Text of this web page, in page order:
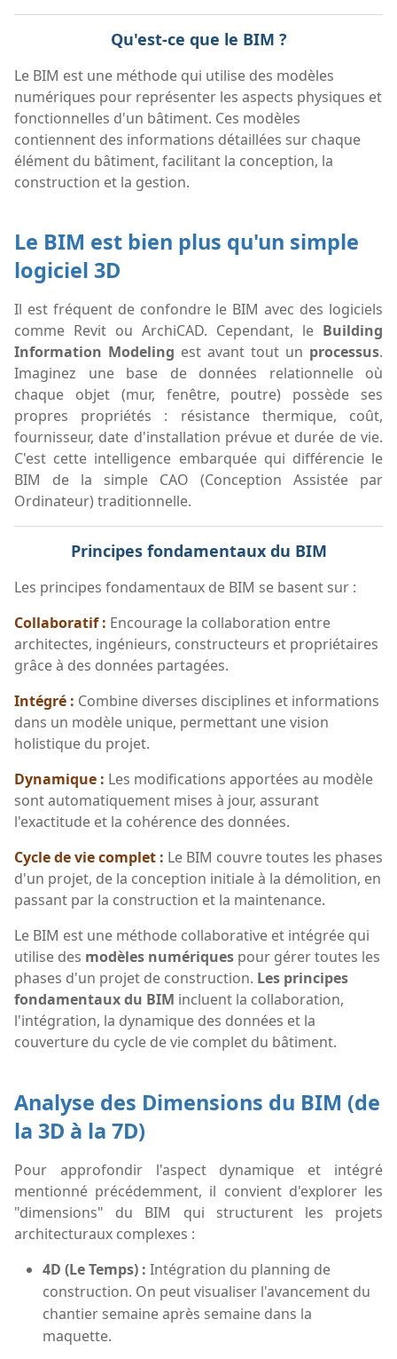
Qu'est-ce que le BIM ?
Le BIM est une méthode qui utilise des modèles
numériques pour représenter les aspects physiques et
fonctionnelles d'un bâtiment. Ces modèles
contiennent des informations détaillées sur chaque
élément du bâtiment, facilitant la conception, la
construction et la gestion.
Le BIM est bien plus qu'un simple
logiciel 3D
Il est fréquent de confondre le BIM avec des logiciels
comme Revit ou ArchiCAD. Cependant, le Building
Information Modeling est avant tout un processus.
Imaginez une base de données relationnelle où
chaque objet (mur, fenêtre, poutre) possède ses
propres propriétés : résistance thermique, coût,
fournisseur, date d'installation prévue et durée de vie.
C'est cette intelligence embarquée qui différencie le
BIM de la simple CAO (Conception Assistée par
Ordinateur) traditionnelle.
Principes fondamentaux du BIM
Les principes fondamentaux de BIM se basent sur :
Collaboratif : Encourage la collaboration entre
architectes, ingénieurs, constructeurs et propriétaires
grâce à des données partagées.
Intégré : Combine diverses disciplines et informations
dans un modèle unique, permettant une vision
holistique du projet.
Dynamique : Les modifications apportées au modèle
sont automatiquement mises à jour, assurant
l'exactitude et la cohérence des données.
Cycle de vie complet : Le BIM couvre toutes les phases
d'un projet, de la conception initiale à la démolition, en
passant par la construction et la maintenance.
Le BIM est une méthode collaborative et intégrée qui
utilise des modèles numériques pour gérer toutes les
phases d'un projet de construction. Les principes
fondamentaux du BIM incluent la collaboration,
l'intégration, la dynamique des données et la
couverture du cycle de vie complet du bâtiment.
Analyse des Dimensions du BIM (de
la 3D à la 7D)
Pour approfondir l'aspect dynamique et intégré
mentionné précédemment, il convient d'explorer les
"dimensions" du BIM qui structurent les projets
architecturaux complexes :
4D (Le Temps) : Intégration du planning de
construction. On peut visualiser l'avancement du
chantier semaine après semaine dans la
maquette.